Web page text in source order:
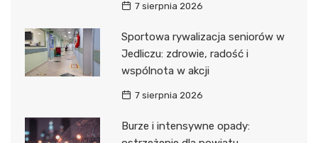
7 sierpnia 2026
Sportowa rywalizacja seniorów w
Jedliczu: zdrowie, radość i
wspólnota w akcji
7 sierpnia 2026
Burze i intensywne opady: